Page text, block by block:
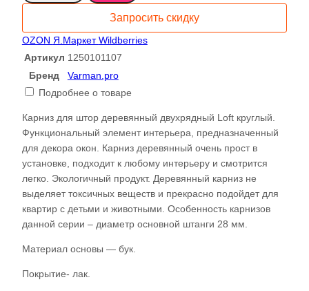
для
деревянный
двухрядный
Loft
круглый,
дымка,
Varman.pro
Запросить скидку
OZON Я.МаркетWildberries
Артикул 1250101107
Бренд
Varman.pro
Подробнее о товаре
Карниз для штор деревянный двухрядный Loft круглый.
Функциональный элемент интерьера, предназначенный
для декора окон. Карниз деревянный очень прост в
установке, подходит к любому интерьеру и смотрится
легко. Экологичный продукт. Деревянный карниз не
выделяет токсичных веществ и прекрасно подойдет для
квартир с детьми и животными. Особенность карнизов
данной серии – диаметр основной штанги 28 мм.
Материал основы — бук.
Покрытие- лак.